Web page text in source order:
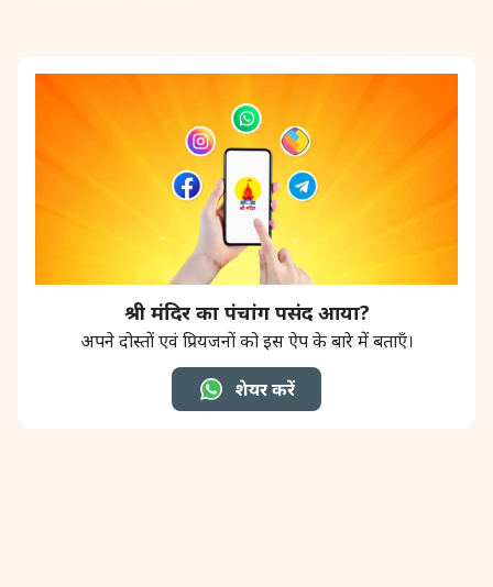
Maha Sangada Hara Chathurti
श्री मंदिर का पंचांग पसंद आया?
अपने दोस्तों एवं प्रियजनों को इस ऐप के बारे में बताएँ।
शेयर करें